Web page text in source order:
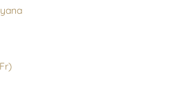
Polynesien (XPF Fr)